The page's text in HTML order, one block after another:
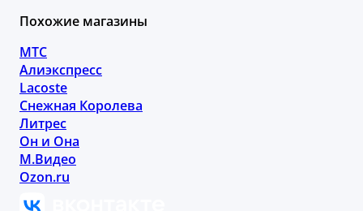
Похожие магазины
МТС
Алиэкспресс
Lacoste
Снежная Королева
Литрес
Он и Она
М.Видео
Ozon.ru